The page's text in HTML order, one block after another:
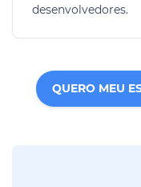
desenvolvedores.
QUERO MEU